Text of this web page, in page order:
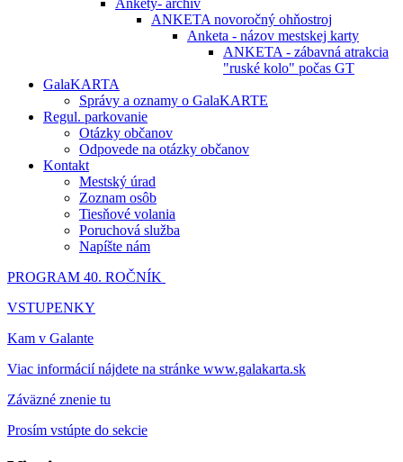
Ankety- archív
ANKETA novoročný ohňostroj
Anketa - názov mestskej karty
ANKETA - zábavná atrakcia
"ruské kolo" počas GT
GalaKARTA
Správy a oznamy o GalaKARTE
Regul. parkovanie
Otázky občanov
Odpovede na otázky občanov
Kontakt
Mestský úrad
Zoznam osôb
Tiesňové volania
Poruchová služba
Napíšte nám
PROGRAM 40. ROČNÍK
VSTUPENKY
Kam v Galante
Viac informácií nájdete na stránke www.galakarta.sk
Záväzné znenie tu
Prosím vstúpte do sekcie